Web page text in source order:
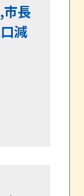
長
減